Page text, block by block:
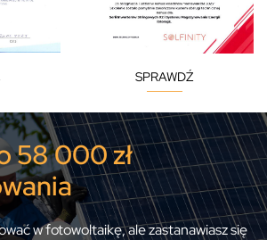
SPRAWDŹ
58 000 zł
w fotowoltaikę, ale zastanawiasz się